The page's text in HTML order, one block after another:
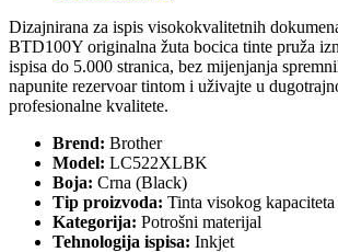
Dizajnirana za ispis visokokvalitetnih
BTD100Y originalna žuta bocica tinte pruža
ispisa do 5.000 stranica, bez mijenjanja
napunite rezervoar tintom i uživajte u
profesionalne kvalitete.
Brend: Brother
Model: LC522XLBK
Boja: Crna (Black)
Tip proizvoda: Tinta visokog
Kategorija: Potrošni materijal
Tehnologija ispisa: Inkjet